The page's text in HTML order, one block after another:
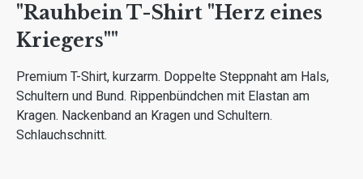
"Rauhbein T-Shirt "Herz eines
Kriegers"​"
Premium T-Shirt, kurzarm. Doppelte Steppnaht am Hals,
Schultern und Bund. Rippenbündchen mit Elastan am
Kragen. Nackenband an Kragen und Schultern.
Schlauchschnitt.